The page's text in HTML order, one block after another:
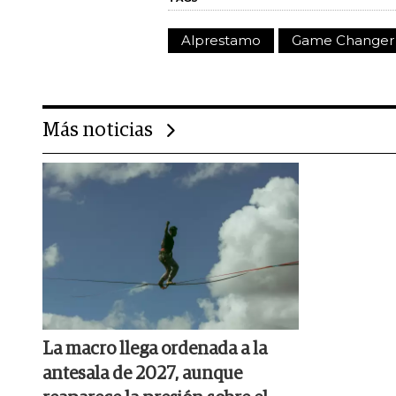
Alprestamo Game Changer
Más noticias
La macro llega ordenada a la
antesala de 2027, aunque